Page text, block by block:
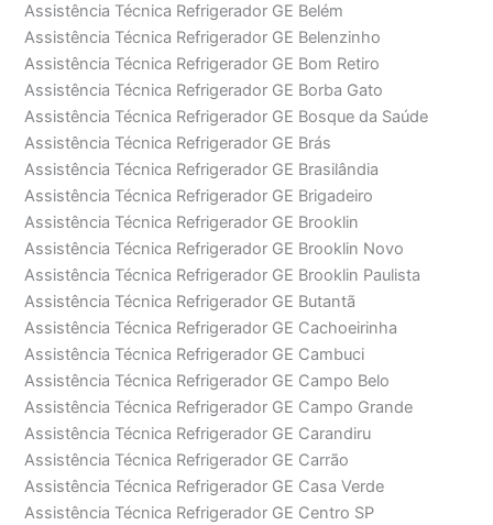
Assistência Técnica Refrigerador GE Belém
Assistência Técnica Refrigerador GE Belenzinho
Assistência Técnica Refrigerador GE Bom Retiro
Assistência Técnica Refrigerador GE Borba Gato
Assistência Técnica Refrigerador GE Bosque da Saúde
Assistência Técnica Refrigerador GE Brás
Assistência Técnica Refrigerador GE Brasilândia
Assistência Técnica Refrigerador GE Brigadeiro
Assistência Técnica Refrigerador GE Brooklin
Assistência Técnica Refrigerador GE Brooklin Novo
Assistência Técnica Refrigerador GE Brooklin Paulista
Assistência Técnica Refrigerador GE Butantã
Assistência Técnica Refrigerador GE Cachoeirinha
Assistência Técnica Refrigerador GE Cambuci
Assistência Técnica Refrigerador GE Campo Belo
Assistência Técnica Refrigerador GE Campo Grande
Assistência Técnica Refrigerador GE Carandiru
Assistência Técnica Refrigerador GE Carrão
Assistência Técnica Refrigerador GE Casa Verde
Assistência Técnica Refrigerador GE Centro SP